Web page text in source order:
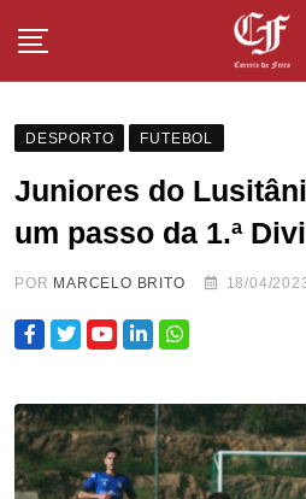
DESPORTO FUTEBOL
Juniores do
um passo da 1.ª
POR MARCELO BRITO 18/04/